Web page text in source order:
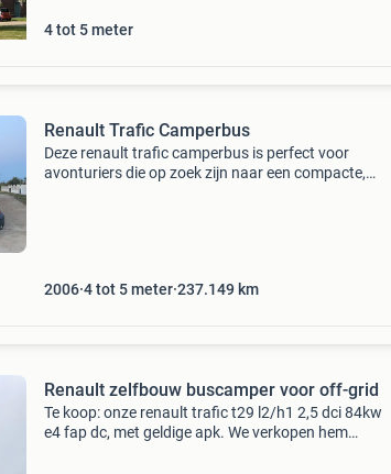
4 tot 5 meter
Renault Trafic Camperbus
Deze renault trafic camperbus is perfect voor
avonturiers die op zoek zijn naar een compacte,
2006 4 tot 5 meter 237.149 km
Renault zelfbouw buscamper voor off-grid
Te koop: onze renault trafic t29 l2/h1 2,5 dci 84kw
e4 fap dc, met geldige apk. We verkopen hem